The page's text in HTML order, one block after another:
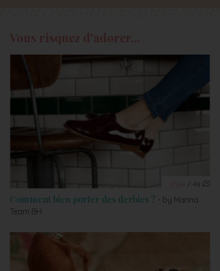
/ 48
Comment bien porter des derbies ? - by Marina
Team BH